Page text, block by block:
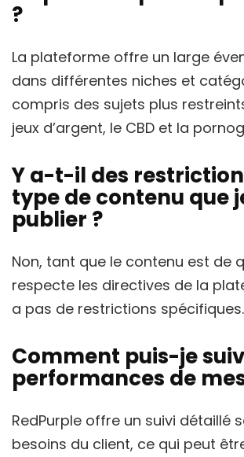
?
La plateforme offre un large
dans différentes niches et
compris des sujets plus
jeux d’argent, le CBD et la
Y a-t-il des
type de contenu que
publier ?
Non, tant que le contenu est de
respecte les directives de la
a pas de restrictions spécifiques.
Comment puis-je
performances de
RedPurple offre un suivi détaillé
besoins du client, ce qui peut